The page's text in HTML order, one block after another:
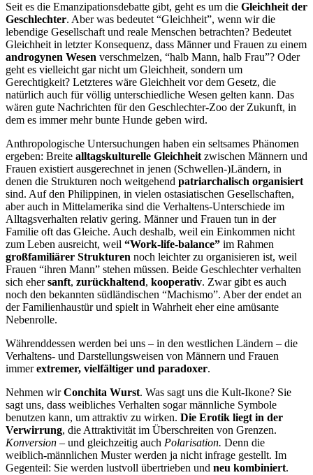
Seit es die Emanzipationsdebatte gibt, geht es um die Gleichheit der
Geschlechter. Aber was bedeutet “Gleichheit”, wenn wir die
lebendige Gesellschaft und reale Menschen betrachten? Bedeutet
Gleichheit in letzter Konsequenz, dass Männer und Frauen zu einem
androgynen Wesen verschmelzen, “halb Mann, halb Frau”? Oder
geht es vielleicht gar nicht um Gleichheit, sondern um
Gerechtigkeit? Letzteres wäre Gleichheit vor dem Gesetz, die
natürlich auch für völlig unterschiedliche Wesen gelten kann. Das
wären gute Nachrichten für den Geschlechter-Zoo der Zukunft, in
dem es immer mehr bunte Hunde geben wird.
Anthropologische Untersuchungen haben ein seltsames Phänomen
ergeben: Breite alltagskulturelle Gleichheitzwischen Männern und
Frauen existiert ausgerechnet in jenen (Schwellen-)Ländern, in
denen die Strukturen noch weitgehend patriarchalisch organisiert
sind. Auf den Philippinen, in vielen ostasiatischen Gesellschaften,
aber auch in Mittelamerika sind die Verhaltens-Unterschiede im
Alltagsverhalten relativ gering. Männer und Frauen tun in der
Familie oft das Gleiche. Auch deshalb, weil ein Einkommen nicht
zum Leben ausreicht, weil “Work-life-balance” im Rahmen
großfamiliärer Strukturen noch leichter zu organisieren ist, weil
Frauen “ihren Mann” stehen müssen. Beide Geschlechter verhalten
sich ehersanft, zurückhaltend, kooperativ. Zwar gibt es auch
noch den bekannten südländischen “Machismo”. Aber der endet an
der Familienhaustür und spielt in Wahrheit eher eine amüsante
Nebenrolle.
Währenddessen werden bei uns – in den westlichen Ländern – die
Verhaltens- und Darstellungsweisen von Männern und Frauen
immerextremer, vielfältiger und paradoxer.
Nehmen wirConchita Wurst. Was sagt uns die Kult-Ikone? Sie
sagt uns, dass weibliches Verhalten sogar männliche Symbole
benutzen kann, um attraktiv zu wirken. Die Erotik liegt in der
Verwirrung, die Attraktivität im Überschreiten von Grenzen.
Konversion – und gleichzeitig auch Polarisation. Denn die
weiblich-männlichen Muster werden ja nicht infrage gestellt. Im
Gegenteil: Sie werden lustvoll übertrieben und neu kombiniert.